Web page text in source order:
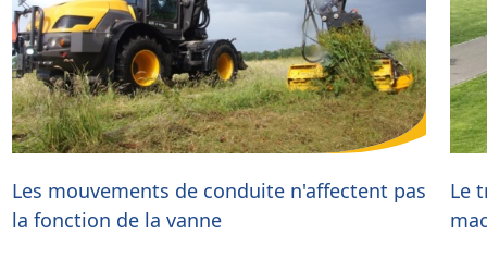
Les mouvements de conduite n'affectent pas
la fonction de la vanne
Le